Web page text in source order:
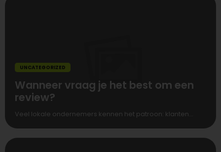
UNCATEGORIZED
Wanneer vraag je het best om een
review?
Veel lokale ondernemers kennen het patroon: klanten...